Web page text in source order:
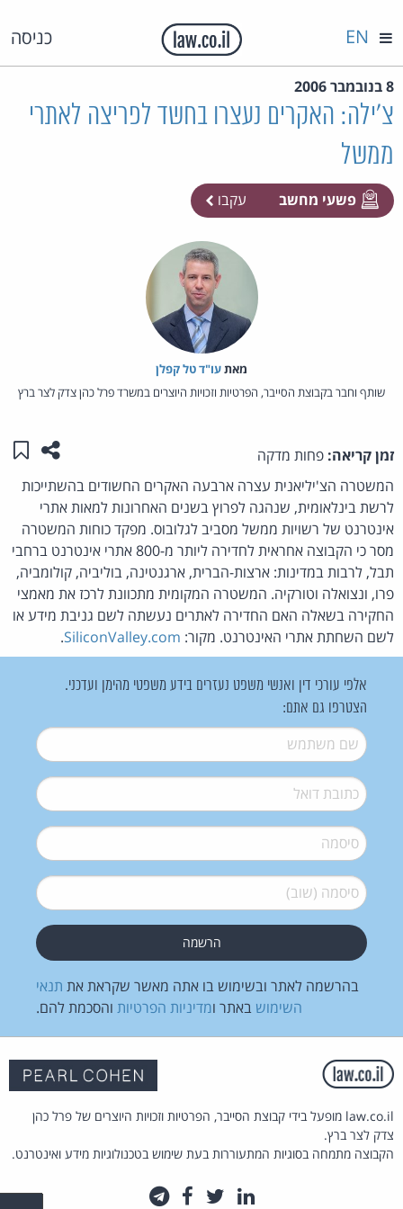
כניסה EN
8 בנובמבר 2006
צ'ילה: האקרים נעצרו בחשד לפריצה לאתרי
ממשל
פשעי מחשב עקבו
מאת‏עו"ד טל קפלן
שותף וחבר בקבוצת הסייבר, הפרטיות וזכויות היוצרים במשרד פרל כהן צדק לצר ברץ
זמן קריאה: פחות מדקה שתפו
המשטרה הצ'יליאנית עצרה ארבעה האקרים החשודים בהשתייכות
לרשת בינלאומית, שנהגה לפרוץ בשנים האחרונות למאות אתרי
אינטרנט של רשויות ממשל מסביב לגלובוס. מפקד כוחות המשטרה
מסר כי הקבוצה אחראית לחדירה ליותר מ-800 אתרי אינטרנט ברחבי
תבל, לרבות במדינות: ארצות-הברית, ארגנטינה, בוליביה, קולומביה,
פרו, ונצואלה וטורקיה. המשטרה המקומית מתכוונת לרכז את מאמצי
החקירה בשאלה האם החדירה לאתרים נעשתה לשם גניבת מידע או
לשם השחתת אתרי האינטרנט. מקור: SiliconValley.com
.
אלפי עורכי דין ואנשי משפט נעזרים בידע משפטי מהימן ועדכני.
הצטרפו גם אתם:
שם משתמש*
דואל*
סיסמה*
סיסמה (שוב)*
בהרשמה לאתר ובשימוש בו אתה מאשר שקראת את תנאי
השימוש באתר ומדיניות הפרטיות והסכמת להם.
law.co.il מופעל בידי קבוצת הסייבר, הפרטיות וזכויות היוצרים של פרל כהן
צדק לצר ברץ.
הקבוצה מתמחה בסוגיות המתעוררות בעת שימוש בטכנולוגיות מידע ואינטרנט.
לינקדאין
טוויטרפייסבוק